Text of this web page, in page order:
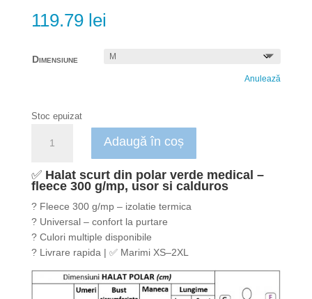
119.79 lei
Dimensiune
Anulează
Stoc epuizat
Halat
din
polar
verde
inchis
Adaugă în coș
✅ Halat scurt din polar verde medical –
fleece 300 g/mp, usor si calduros
? Fleece 300 g/mp – izolatie termica
? Universal – confort la purtare
? Culori multiple disponibile
? Livrare rapida | ✅ Marimi XS–2XL